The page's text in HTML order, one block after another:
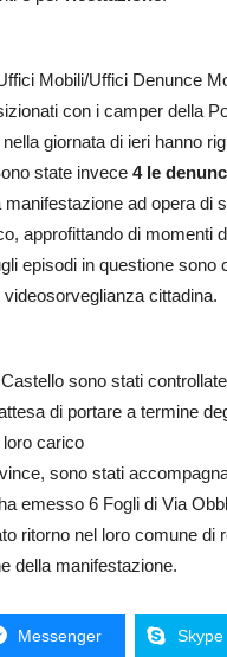
Mobili/Uffici Denunce
con i camper della
giornata di ieri hanno
state invece 4 le
ad opera di
approfittando di momenti
episodi in questione
cittadina.
sono stati
di portare a termine
carico
sono stati
emesso 6 Fogli di Via
ritorno nel loro comune di
della manifestazione.
Messenger Skype